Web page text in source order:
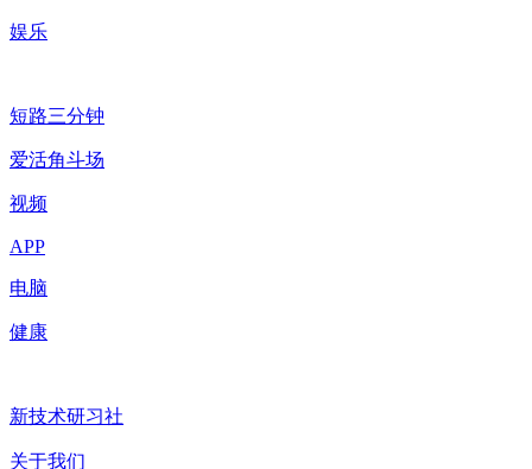
娱乐
短路三分钟
爱活角斗场
视频
APP
电脑
健康
新技术研习社
关于我们